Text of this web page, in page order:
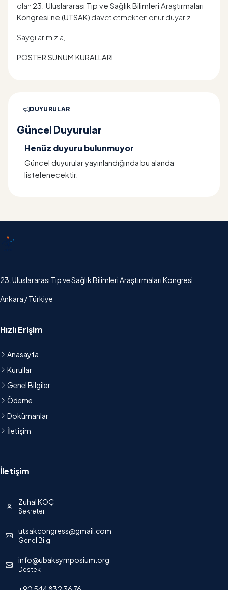
olan 23. Uluslararası Tıp ve Sağlık Bilimleri Araştırmaları
Kongresi’ne (UTSAK) davet etmekten onur duyarız.
Saygılarımızla,
POSTER SUNUM KURALLARI
DUYURULAR
Güncel Duyurular
Henüz duyuru bulunmuyor
Güncel duyurular yayınlandığında bu alanda
listelenecektir.
23. Uluslararası Tıp ve Sağlık Bilimleri Araştırmaları Kongresi
Ankara / Türkiye
Hızlı Erişim
Anasayfa
Kurullar
Genel Bilgiler
Ödeme
Dokümanlar
İletişim
İletişim
Zuhal KOÇ
Sekreter
utsakcongress@gmail.com
Genel Bilgi
info@ubaksymposium.org
Destek